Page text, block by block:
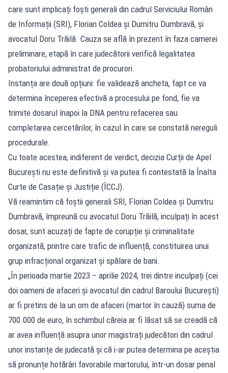
care sunt implicați foști generali din cadrul Serviciului Român
de Informații (SRI), Florian Coldea și Dumitru Dumbravă, și
avocatul Doru Trăilă. Cauza se află în prezent în faza camerei
preliminare, etapă în care judecătorii verifică legalitatea
probatoriului administrat de procurori.
Instanța are două opțiuni: fie validează ancheta, fapt ce va
determina începerea efectivă a procesului pe fond, fie va
trimite dosarul înapoi la DNA pentru refacerea sau
completarea cercetărilor, în cazul în care se constată nereguli
procedurale.
Cu toate acestea, indiferent de verdict, decizia Curții de Apel
București nu este definitivă și va putea fi contestată la Înalta
Curte de Casație și Justiție (ÎCCJ).
Vă reamintim că foștii generali SRI, Florian Coldea și Dumitru
Dumbravă, împreună cu avocatul Doru Trăilă, inculpați în acest
dosar, sunt acuzați de fapte de corupție și criminalitate
organizată, printre care trafic de influență, constituirea unui
grup infracțional organizat și spălare de bani.
„În perioada martie 2023 – aprilie 2024, trei dintre inculpați (cei
doi oameni de afaceri și avocatul din cadrul Baroului București)
ar fi pretins de la un om de afaceri (martor în cauză) suma de
700.000 de euro, în schimbul căreia ar fi lăsat să se creadă că
ar avea influență asupra unor magistrați judecători din cadrul
unor instanțe de judecată și că i-ar putea determina pe aceștia
să pronunțe hotărâri favorabile martorului, într-un dosar penal